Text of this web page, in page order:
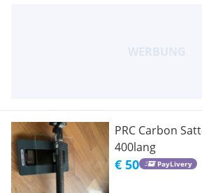
PRC Carbon
400lang
€ 50 PayLivery